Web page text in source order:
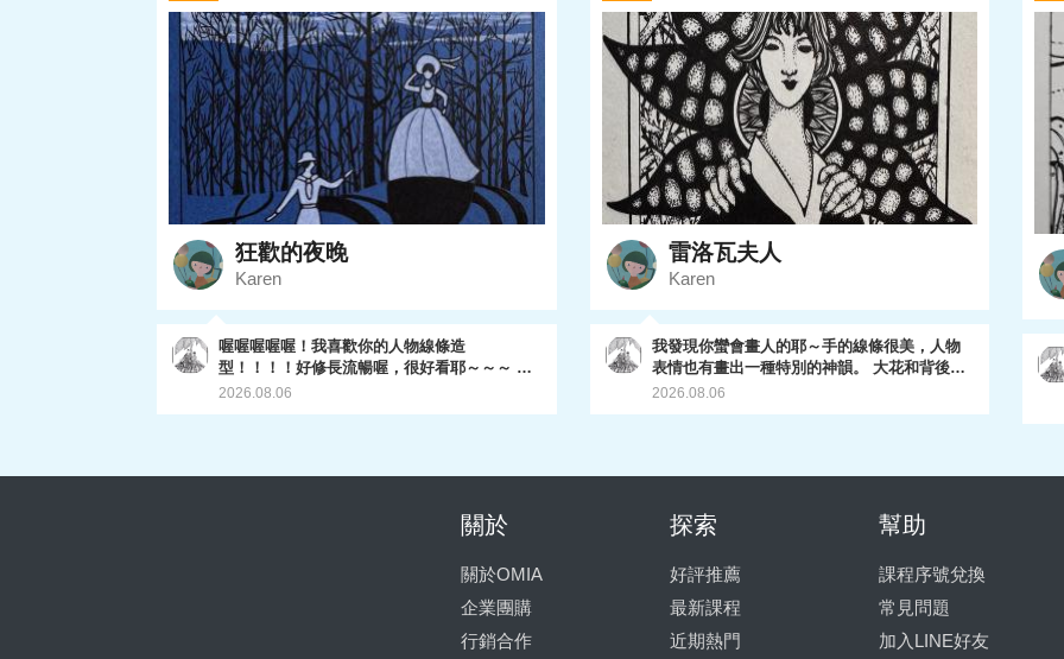
狂歡的夜晚
Karen
喔喔喔喔喔！我喜歡你的人物線條造
型！！！！好修長流暢喔，很好看耶～～～ 兩
人的影子線條也處理的滑順，線條分佈平衡，
了，因為他們現在業務專推plus,所以我的課只
全部上架完成），和最新的一系列動物畫。
（還在陸續產出中😅） 你有興趣的話，可以上
2026.08.06
雷洛瓦夫人
Karen
我發現你蠻會畫人的耶～手的線條很美，人物
表情也有畫出一種特別的神韻。 大花和背後荊
棘都處理的不錯，尤其荊棘的層次有表現出
2026.08.06
關於
關於OMIA
企業團購
行銷合作
探索
好評推薦
最新課程
近期熱門
幫助
課程序號兌換
常見問題
加入LINE好友